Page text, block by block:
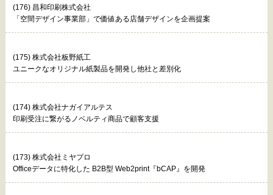
(176) 昌和印刷株式会社
「空間デザイン事業部」で価値ある店舗デザインを企画提案
(175) 株式会社板野紙工
ユニークなオリジナル紙製品を開発し他社と差別化
(174) 株式会社ナガイアルテス
印刷受注に繋がるノベルティ商品で顧客支援
(173) 株式会社ミヤプロ
Officeデータに特化した B2B型 Web2print『bCAP』を開発